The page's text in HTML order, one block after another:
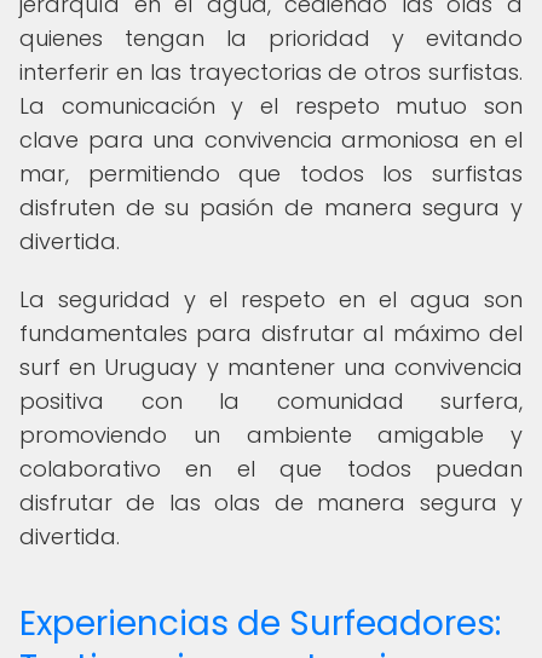
quienes tengan la prioridad y evitando
interferir en las trayectorias de otros surfistas.
La comunicación y el respeto mutuo son
clave para una convivencia armoniosa en el
mar, permitiendo que todos los surfistas
disfruten de su pasión de manera segura y
divertida.
La seguridad y el respeto en el agua son
fundamentales para disfrutar al máximo del
surf en Uruguay y mantener una convivencia
positiva con la comunidad surfera,
promoviendo un ambiente amigable y
colaborativo en el que todos puedan
disfrutar de las olas de manera segura y
divertida.
Experiencias de Surfeadores: